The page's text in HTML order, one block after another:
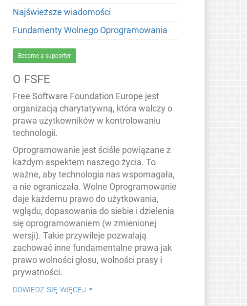
Najświeższe wiadomości
Fundamenty Wolnego Oprogramowania
Become a supporter
O FSFE
Free Software Foundation Europe jest
organizacją charytatywną, która walczy o
prawa użytkowników w kontrolowaniu
technologii.
Oprogramowanie jest ściśle powiązane z
każdym aspektem naszego życia. To
ważne, aby technologia nas wspomagała,
a nie ograniczała. Wolne Oprogramowanie
daje każdemu prawo do użytkowania,
wglądu, dopasowania do siebie i dzielenia
się oprogramowaniem (w zmienionej
wersji). Takie przywileje pozwalają
zachować inne fundamentalne prawa jak
prawo wolności głosu, wolności prasy i
prywatności.
dowiedz się więcej